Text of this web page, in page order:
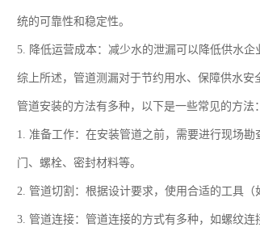
统的可靠性和稳定性。
5. 降低运营成本：减少水的泄漏可以降低供水
综上所述，管道测漏对于节约用水、保障供水安
管道安装的方法有多种，以下是一些常见的方法：
1. 准备工作：在安装管道之前，需要进行现场
门、螺栓、密封材料等。
2. 管道切割：根据设计要求，使用合适的工具（
3. 管道连接：管道连接的方式有多种，如螺纹